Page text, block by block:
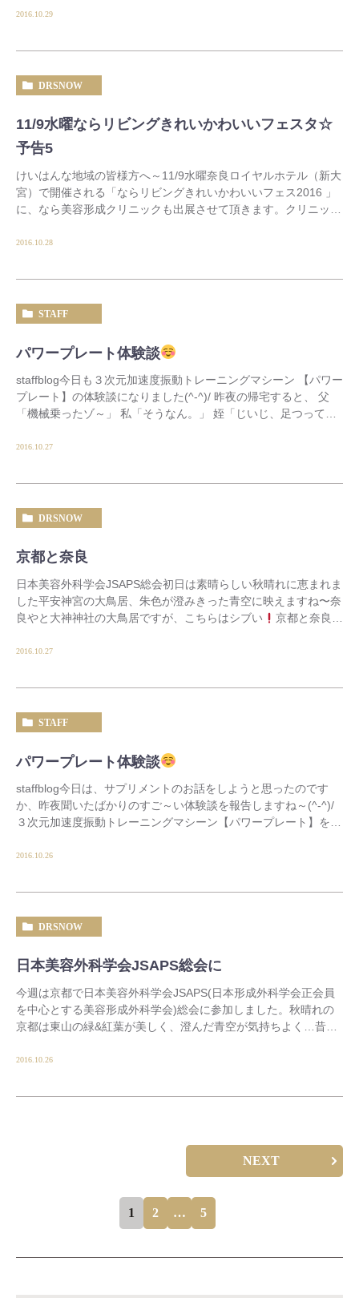
2016.10.29
DRSNOW
11/9水曜ならリビングきれいかわいいフェスタ☆
予告5
けいはんな地域の皆様方へ～11/9水曜奈良ロイヤルホテル（新大
宮）で開催される「ならリビングきれいかわいいフェス2016 」
に、なら美容形成クリニックも出展させて頂きます。クリニック
2016.10.28
STAFF
パワープレート体験談
staffblog今日も３次元加速度振動トレーニングマシーン 【パワー
プレート】の体験談になりました(^-^)/ 昨夜の帰宅すると、 父
「機械乗ったゾ～」 私「そうなん。」 姪「じいじ、足つって部
2016.10.27
DRSNOW
京都と奈良
日本美容外科学会JSAPS総会初日は素晴らしい秋晴れに恵まれま
した平安神宮の大鳥居、朱色が澄みきった青空に映えますね〜奈
良やと大神神社の大鳥居ですが、こちらはシブい
京都と奈良、
2016.10.27
STAFF
パワープレート体験談
staffblog今日は、サプリメントのお話をしようと思ったのです
か、昨夜聞いたばかりのすご～い体験談を報告しますね～(^-^)/
３次元加速度振動トレーニングマシーン【パワープレート】を
2016.10.26
DRSNOW
日本美容外科学会JSAPS総会に
今週は京都で日本美容外科学会JSAPS(日本形成外科学会正会員
を中心とする美容形成外科学会)総会に参加しました。秋晴れの
京都は東山の緑&紅葉が美しく、澄んだ青空が気持ちよく…昔お
2016.10.26
1 2 … 5
NEXT